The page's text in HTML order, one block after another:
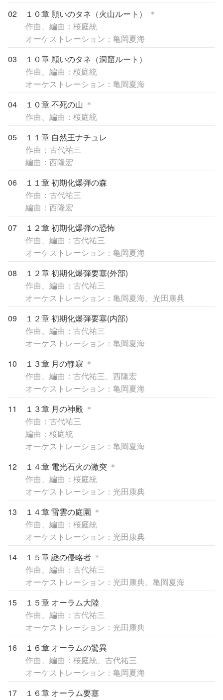
02
１０章 願いのタネ（火山ルート）
＊
作曲、編曲：桜庭統
オーケストレーション：亀岡夏海
03
１０章 願いのタネ（洞窟ルート）
作曲、編曲：桜庭統
オーケストレーション：亀岡夏海
04
１０章 不死の山 ＊
作曲、編曲：桜庭統
05
１１章 自然王ナチュレ
作曲：古代祐三
編曲：西隆宏
06
１１章 初期化爆弾の森
作曲：古代祐三
編曲：西隆宏
07
１２章 初期化爆弾の恐怖
作曲、編曲：古代祐三
オーケストレーション：亀岡夏海
08
１２章 初期化爆弾要塞(外部)
作曲、編曲：古代祐三
オーケストレーション：亀岡夏海、光田康典
09
１２章 初期化爆弾要塞(内部)
作曲、編曲：古代祐三
オーケストレーション：亀岡夏海
10
１３章 月の静寂 ＊
作曲、編曲：古代祐三、西隆宏
オーケストレーション：亀岡夏海
11
１３章 月の神殿 ＊
作曲：古代祐三
編曲：桜庭統
オーケストレーション：亀岡夏海
12
１４章 電光石火の激突 ＊
作曲、編曲：桜庭統
オーケストレーション：光田康典
13
１４章 雷雲の庭園 ＊
作曲、編曲：桜庭統
オーケストレーション：光田康典
14
１５章 謎の侵略者 ＊
作曲、編曲：古代祐三
オーケストレーション：光田康典、亀岡夏海
15
１５章 オーラム大陸
作曲、編曲：古代祐三
オーケストレーション：光田康典
16
１６章 オーラムの驚異
作曲、編曲：桜庭統、古代祐三
オーケストレーション：亀岡夏海
17
１６章 オーラム要塞